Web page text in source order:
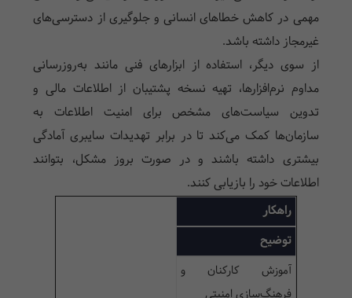
مهمی در کاهش خطاهای انسانی و جلوگیری از دسترسی‌های
غیرمجاز داشته باشد.
از سوی دیگر، استفاده از ابزارهای فنی مانند به‌روزرسانی
مداوم نرم‌افزارها، تهیه نسخه پشتیبان از اطلاعات مالی و
تدوین سیاست‌های مشخص برای امنیت اطلاعات به
سازمان‌ها کمک می‌کند تا در برابر تهدیدات سایبری آمادگی
بیشتری داشته باشند و در صورت بروز مشکل، بتوانند
اطلاعات خود را بازیابی کنند.
راهکار
توضیح
آموزش کارکنان و